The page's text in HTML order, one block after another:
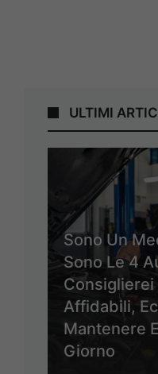
ULTIMI
Sono Un
Sono Le 4
Consiglierei
Affidabili,
Mantenere
Giorno